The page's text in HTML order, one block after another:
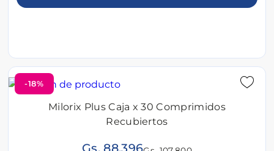
-18%
Milorix Plus Caja x 30 Comprimidos
Recubiertos